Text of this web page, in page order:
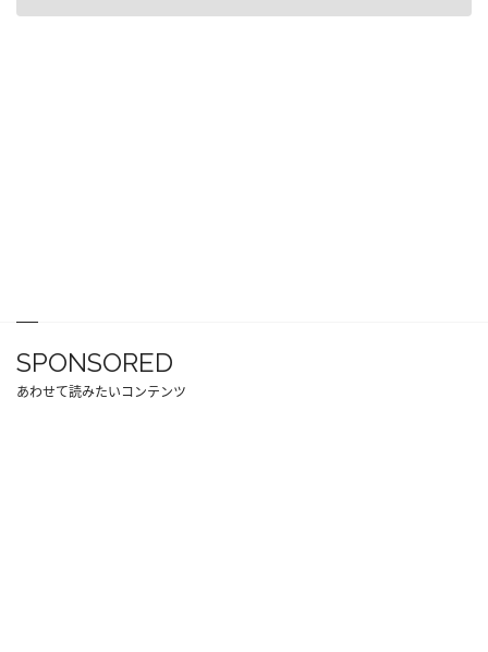
SPONSORED
あわせて読みたいコンテンツ